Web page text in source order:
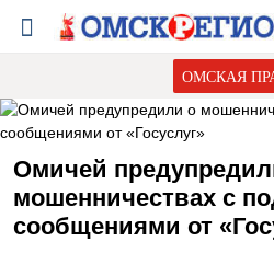
ОМСКАЯ
Омичей
мошенничествах с
сообщениями от